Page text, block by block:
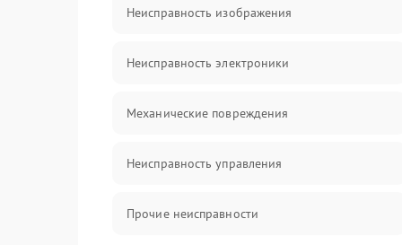
Неисправность изображения
Неисправность электроники
Механические повреждения
Неисправность управления
Прочие неисправности